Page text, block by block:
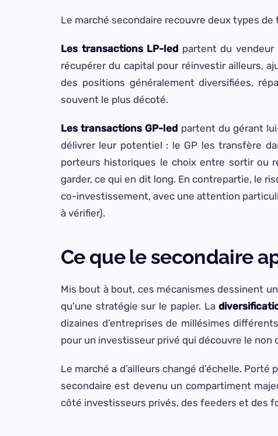
Le marché secondaire recouvre deux types
Les transactions LP-led partent du
récupérer du capital pour réinvestir ailleurs,
des positions généralement diversifiées,
souvent le plus décoté.
Les transactions GP-led partent du gérant
délivrer leur potentiel : le GP les transfère
porteurs historiques le choix entre sortir ou
garder, ce qui en dit long. En contrepartie, le
co-investissement, avec une attention
à vérifier).
Ce que le secondaire
Mis bout à bout, ces mécanismes dessinent
qu’une stratégie sur le papier. La
dizaines d’entreprises de millésimes
pour un investisseur privé qui découvre le non
Le marché a d’ailleurs changé d’échelle.
secondaire est devenu un compartiment
côté investisseurs privés, des feeders et des